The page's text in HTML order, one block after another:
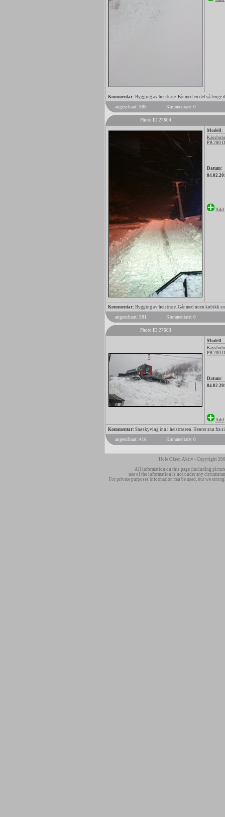
Kommentar: Bygging av heistrase. Får med en del så lenge
angeschaut: 385
Kommentare: 0
Photo ID 27604
Modell:
PB 200 D
Datum:
Add
Kommentar: Bygging av heistrase. Går med noen kubikk
angeschaut: 381
Kommentare: 0
Photo ID 27603
Modell:
PB 200 D
Datum:
Add
Kommentar: Snøskyving inn i heistraseen. Henter snø fra
angeschaut: 416
Kommentare: 0
Hole Olsen Aktiv - Copyright
All information on this page (including
use of the information is not under any
For private purposes information can be used, but we